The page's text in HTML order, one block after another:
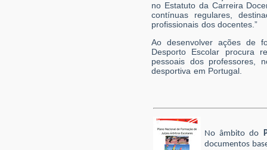
no Estatuto da Carreira
contínuas regulares,
profissionais dos docentes.”
Ao desenvolver ações de
Desporto Escolar procura
pessoais dos professores,
desportiva em Portugal.
No âmbito do
documentos